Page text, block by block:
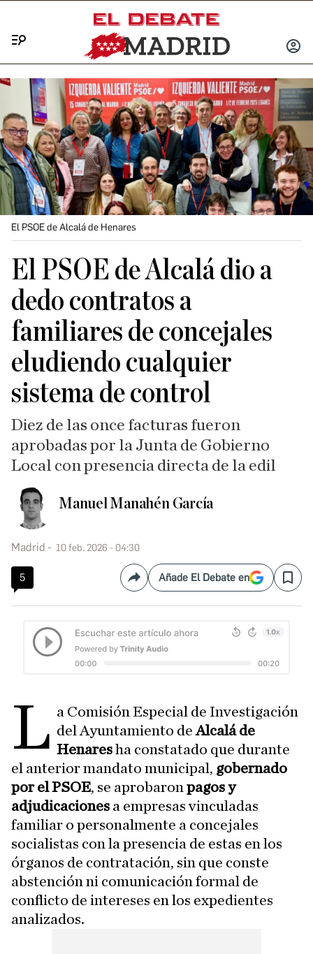
INICIAR
El PSOE de Alcalá de Henares
El PSOE de Alcalá dio a
dedo contratos a
familiares de concejales
eludiendo cualquier
sistema de control
Diez de las once facturas fueron
aprobadas por la Junta de Gobierno
Local con presencia directa de la edil
Manuel Manahén García
Madrid 10 feb. 2026 - 04:30
5 CompartirAñade El Debate en Save
L a Comisión Especial de Investigación
del Ayuntamiento deAlcalá de
Henaresha constatado que durante
el anterior mandato municipal, gobernado
por el PSOE, se aprobaron pagos y
adjudicaciones a empresas vinculadas
familiar o personalmente a concejales
socialistas con la presencia de estas en los
órganos de contratación, sin que conste
abstención ni comunicación formal de
conflicto de intereses en los expedientes
analizados.